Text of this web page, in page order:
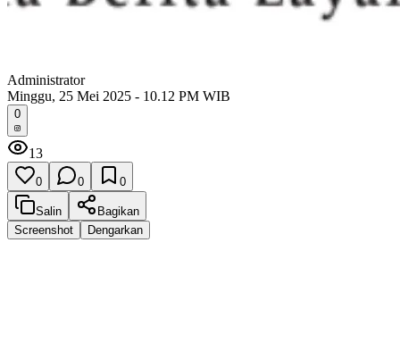
Administrator
Minggu, 25 Mei 2025 - 10.12 PM WIB
0
13
0 0 0
Salin
Bagikan
Screenshot
Dengarkan